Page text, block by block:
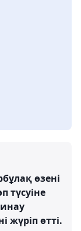
өзені
жүріп өтті.